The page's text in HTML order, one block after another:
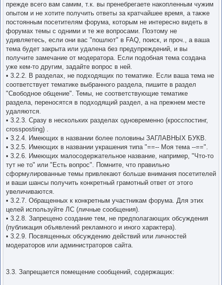
прежде всего вам самим, т.к. вы пренебрегаете накопленным чужим
опытом и не хотите получить ответы за кратчайшее время, а также
постоянным посетителям форума, которым не интересно видеть в
форумах темы с одними и те же вопросами. Поэтому не
удивляетесь, если они вас "пошлют" в FAQ, поиск, и проч., а ваша
тема будет закрыта или удалена без предупреждений, и вы
получите замечание от модератора. Если подобная тема создана
уже кем-то другим, задайте вопрос в ней.
• 3.2.2. В разделах, не подходящих по тематике. Если ваша тема не
соответствует тематике выбранного раздела, пишите в раздел
"Свободное общение". Темы, не соответствующие тематике
раздела, переносятся в подходящий раздел, а на прежнем месте
удаляются.
• 3.2.3. Сразу в нескольких разделах одновременно (кросспостинг,
crossposting) .
• 3.2.4. Имеющих в названии более половины ЗАГЛАВНЫХ БУКВ.
• 3.2.5. Имеющих в названии украшения типа "==-- Моя тема --==".
• 3.2.6. Имеющих малосодержательное название, например, "Что-то
тут не то" или "Есть вопрос". Помните, что правильно
сформулированные темы привлекают больше внимания посетителей
и ваши шансы получить конкретный грамотный ответ от этого
увеличиваются.
• 3.2.7. Обращенных к конкретным участникам форума. Для этих
целей используйте ЛС (личные сообщения).
• 3.2.8. Запрещено создание тем, не предполагающих обсуждения
(публикация объявлений рекламного и иного характера).
• 3.2.9. Посвященных обсуждению действий или личностей
модераторов или администраторов сайта.
3.3. Запрещается помещение сообщений, содержащих: